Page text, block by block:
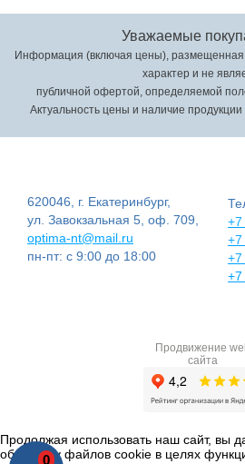
0
Уважаемые
Информация (включая цены), размещенная
характер и не
публичной офертой, определяемой
Актуальность цены и наличие
620046, г. Екатеринбург,
ул. Завокзальная 5, оф. 709,
optima-nt@mail.ru
пн-пт: с 9:00 до 18:00
+7
+7
+7
+7
Продвижение
сайта
Продолжая использовать наш сайт, вы
обработку файлов cookie в целях